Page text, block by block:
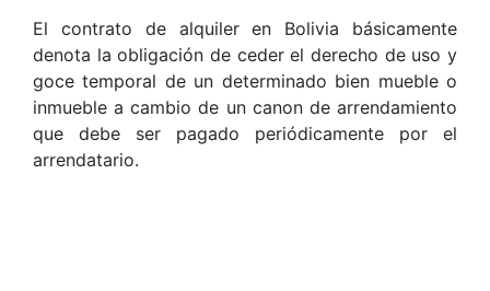
El contrato de alquiler en Bolivia básicamente
denota la obligación de ceder el derecho de uso y
goce temporal de un determinado bien mueble o
inmueble a cambio de un canon de arrendamiento
que debe ser pagado periódicamente por el
arrendatario.